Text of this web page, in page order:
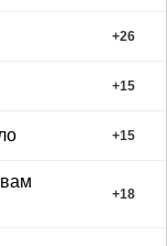
+26
+15
+15
+18